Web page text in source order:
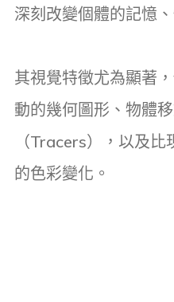
深刻改變個體的記憶
其視覺特徵尤為顯著
動的幾何圖形、物體移
（Tracers），以及
的色彩變化。